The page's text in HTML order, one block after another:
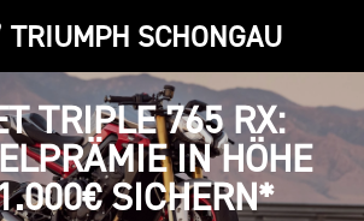
TRIUMPH SCHONGAU
TRIPLE 765 RX:
IN HÖHE
SICHERN*